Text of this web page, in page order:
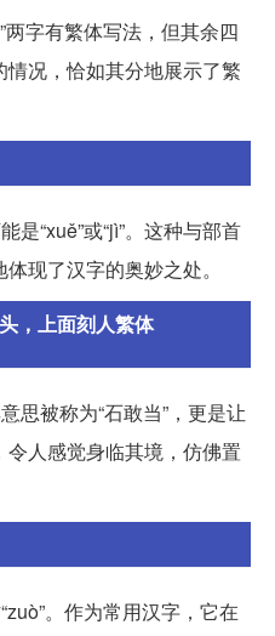
两字有繁体写法，但其余四
况，恰如其分地展示了繁
是“xuě”或“jì”。这种与部首
现了汉字的奥妙之处。
，上面刻人繁体
思被称为“石敢当”，更是让
人感觉身临其境，仿佛置
。作为常用汉字，它在